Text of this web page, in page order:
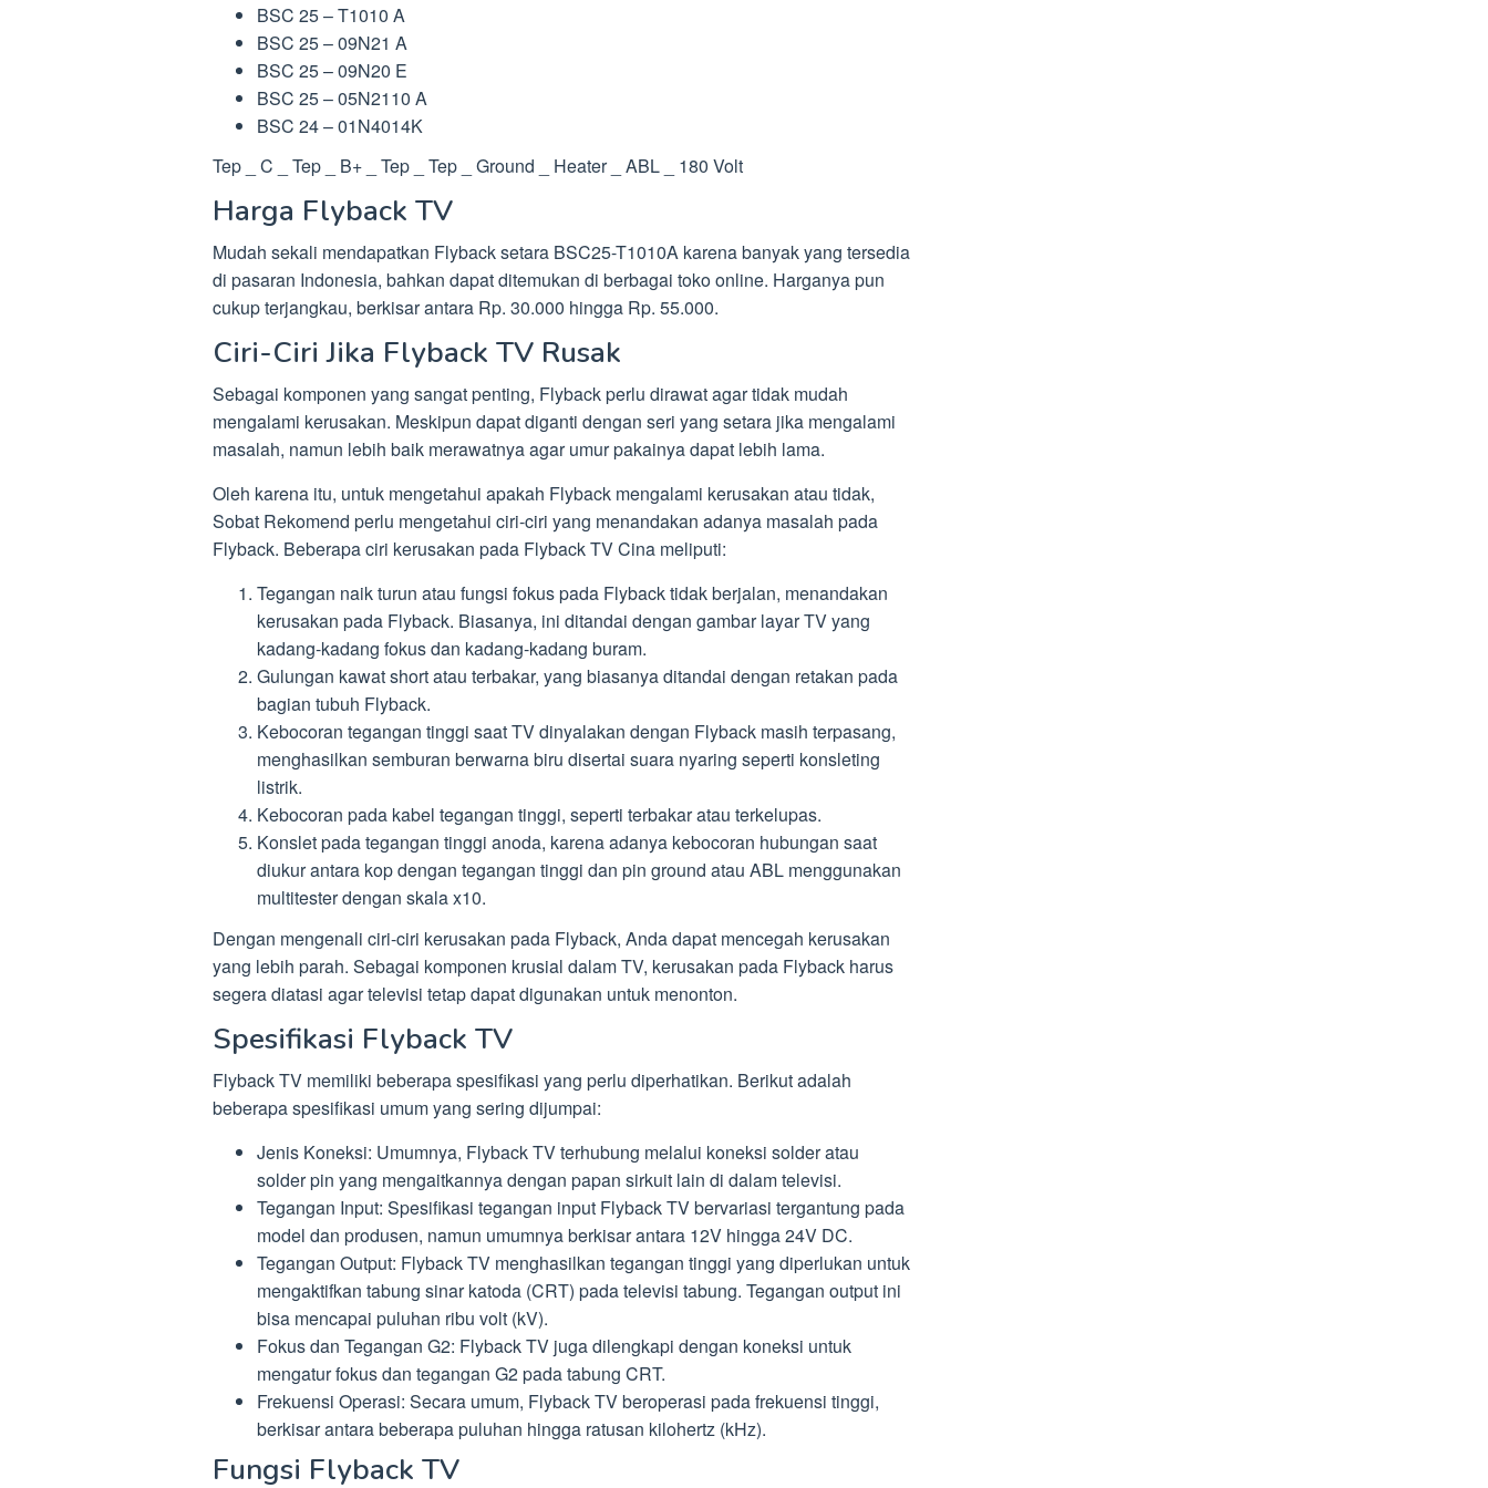
BSC 25 – T1010 A
BSC 25 – 09N21 A
BSC 25 – 09N20 E
BSC 25 – 05N2110 A
BSC 24 – 01N4014K
Tep _ C _ Tep _ B+ _ Tep _ Tep _ Ground _ Heater _ ABL _ 180 Volt
Harga Flyback TV
Mudah sekali mendapatkan Flyback setara BSC25-T1010A karena banyak yang tersedia
di pasaran Indonesia, bahkan dapat ditemukan di berbagai toko online. Harganya pun
cukup terjangkau, berkisar antara Rp. 30.000 hingga Rp. 55.000.
Ciri-Ciri Jika Flyback TV Rusak
Sebagai komponen yang sangat penting, Flyback perlu dirawat agar tidak mudah
mengalami kerusakan. Meskipun dapat diganti dengan seri yang setara jika mengalami
masalah, namun lebih baik merawatnya agar umur pakainya dapat lebih lama.
Oleh karena itu, untuk mengetahui apakah Flyback mengalami kerusakan atau tidak,
Sobat Rekomend perlu mengetahui ciri-ciri yang menandakan adanya masalah pada
Flyback. Beberapa ciri kerusakan pada Flyback TV Cina meliputi:
Tegangan naik turun atau fungsi fokus pada Flyback tidak berjalan, menandakan
kerusakan pada Flyback. Biasanya, ini ditandai dengan gambar layar TV yang
kadang-kadang fokus dan kadang-kadang buram.
Gulungan kawat short atau terbakar, yang biasanya ditandai dengan retakan pada
bagian tubuh Flyback.
Kebocoran tegangan tinggi saat TV dinyalakan dengan Flyback masih terpasang,
menghasilkan semburan berwarna biru disertai suara nyaring seperti konsleting
listrik.
Kebocoran pada kabel tegangan tinggi, seperti terbakar atau terkelupas.
Konslet pada tegangan tinggi anoda, karena adanya kebocoran hubungan saat
diukur antara kop dengan tegangan tinggi dan pin ground atau ABL menggunakan
multitester dengan skala x10.
Dengan mengenali ciri-ciri kerusakan pada Flyback, Anda dapat mencegah kerusakan
yang lebih parah. Sebagai komponen krusial dalam TV, kerusakan pada Flyback harus
segera diatasi agar televisi tetap dapat digunakan untuk menonton.
Spesifikasi Flyback TV
Flyback TV memiliki beberapa spesifikasi yang perlu diperhatikan. Berikut adalah
beberapa spesifikasi umum yang sering dijumpai:
Jenis Koneksi: Umumnya, Flyback TV terhubung melalui koneksi solder atau
solder pin yang mengaitkannya dengan papan sirkuit lain di dalam televisi.
Tegangan Input: Spesifikasi tegangan input Flyback TV bervariasi tergantung pada
model dan produsen, namun umumnya berkisar antara 12V hingga 24V DC.
Tegangan Output: Flyback TV menghasilkan tegangan tinggi yang diperlukan untuk
mengaktifkan tabung sinar katoda (CRT) pada televisi tabung. Tegangan output ini
bisa mencapai puluhan ribu volt (kV).
Fokus dan Tegangan G2: Flyback TV juga dilengkapi dengan koneksi untuk
mengatur fokus dan tegangan G2 pada tabung CRT.
Frekuensi Operasi: Secara umum, Flyback TV beroperasi pada frekuensi tinggi,
berkisar antara beberapa puluhan hingga ratusan kilohertz (kHz).
Fungsi Flyback TV